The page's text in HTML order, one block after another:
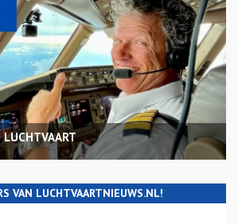
LUCHTVAART
VAN LUCHTVAARTNIEUWS.NL!